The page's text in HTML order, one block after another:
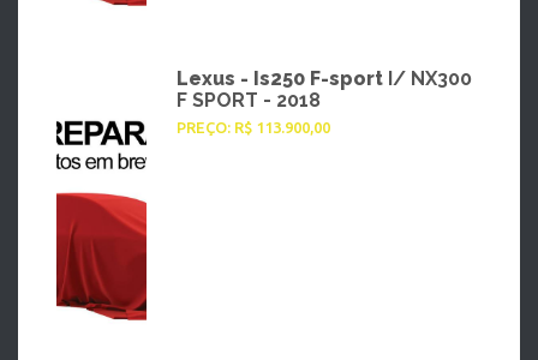
Lexus - Is250 F-sport I/ NX300
F SPORT - 2018
PREÇO: R$ 113.900,00